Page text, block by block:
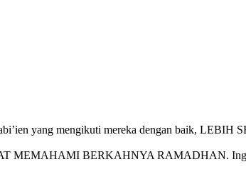
tabi’ien yang mengikuti mereka dengan
MEMAHAMI BERKAHNYA RAMADHAN.